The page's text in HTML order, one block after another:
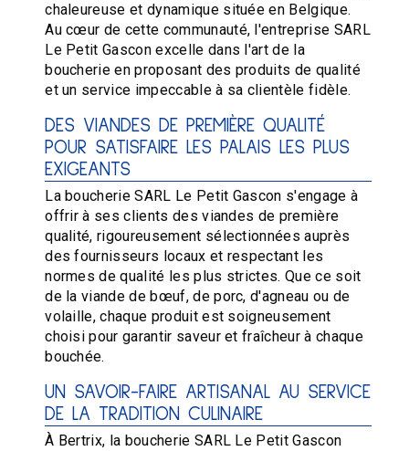
chaleureuse et dynamique située en Belgique.
Au cœur de cette communauté, l'entreprise SARL
Le Petit Gascon excelle dans l'art de la
boucherie en proposant des produits de qualité
et un service impeccable à sa clientèle fidèle.
DES VIANDES DE PREMIÈRE QUALITÉ
POUR SATISFAIRE LES PALAIS LES PLUS
EXIGEANTS
La boucherie SARL Le Petit Gascon s'engage à
offrir à ses clients des viandes de première
qualité, rigoureusement sélectionnées auprès
des fournisseurs locaux et respectant les
normes de qualité les plus strictes. Que ce soit
de la viande de bœuf, de porc, d'agneau ou de
volaille, chaque produit est soigneusement
choisi pour garantir saveur et fraîcheur à chaque
bouchée.
UN SAVOIR-FAIRE ARTISANAL AU SERVICE
DE LA TRADITION CULINAIRE
À Bertrix, la boucherie SARL Le Petit Gascon